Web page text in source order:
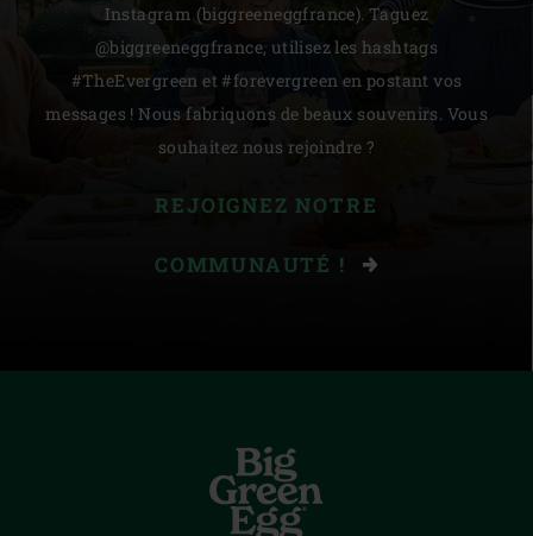
Instagram (biggreeneggfrance). Taguez
@biggreeneggfrance, utilisez les hashtags
#TheEvergreen et #forevergreen en postant vos
messages ! Nous fabriquons de beaux souvenirs. Vous
souhaitez nous rejoindre ?
REJOIGNEZ NOTRE
COMMUNAUTÉ !